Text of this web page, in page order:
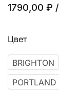
1790,00 ₽
Цвет
BRIGHTON
PORTLAND